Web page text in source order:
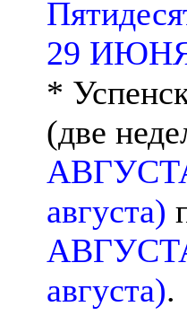
29
*
(две
августа)
августа).